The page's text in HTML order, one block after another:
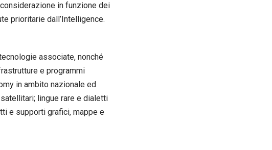
in funzione dei
prioritarie dall’Intelligence.
associate, nonché
e programmi
in ambito nazionale ed
lingue rare e dialetti
e supporti grafici, mappe e